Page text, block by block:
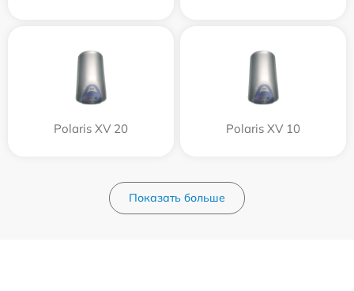
Polaris XV 20 Polaris XV 10
Показать больше